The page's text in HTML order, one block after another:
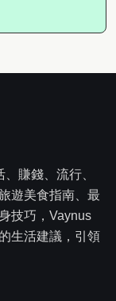
賺錢、流行、
遊美食指南、最
技巧，Vaynus
生活建議，引領